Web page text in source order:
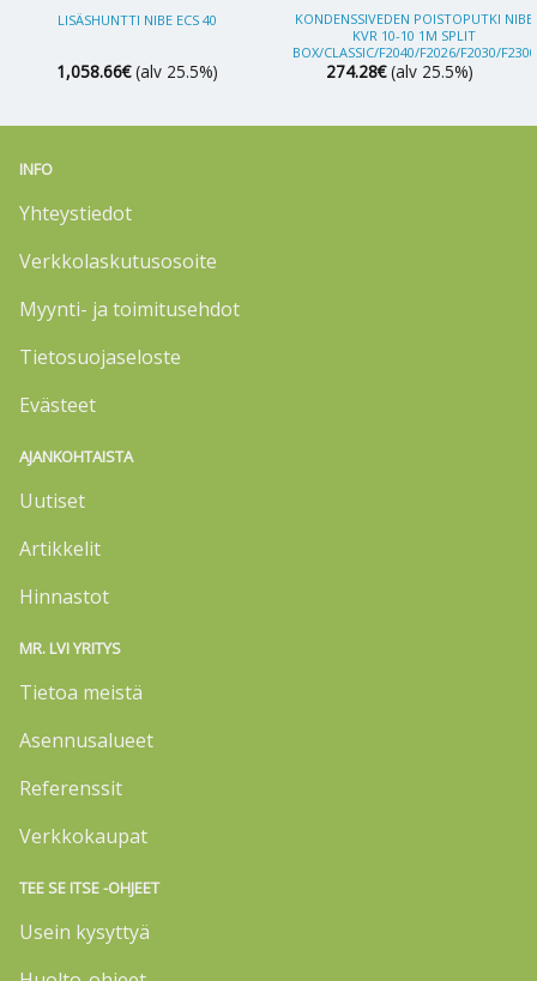
LISÄSHUNTTI NIBE ECS 40
1,058.66€ (alv 25.5%)
KONDENSSIVEDEN POISTOPUTKI NIBE
KVR 10-10 1M SPLIT
BOX/CLASSIC/F2040/F2026/F2030/F2300
274.28€ (alv 25.5%)
INFO
Yhteystiedot
Verkkolaskutusosoite
Myynti- ja toimitusehdot
Tietosuojaseloste
Evästeet
AJANKOHTAISTA
Uutiset
Artikkelit
Hinnastot
MR. LVI YRITYS
Tietoa meistä
Asennusalueet
Referenssit
Verkkokaupat
TEE SE ITSE -OHJEET
Usein kysyttyä